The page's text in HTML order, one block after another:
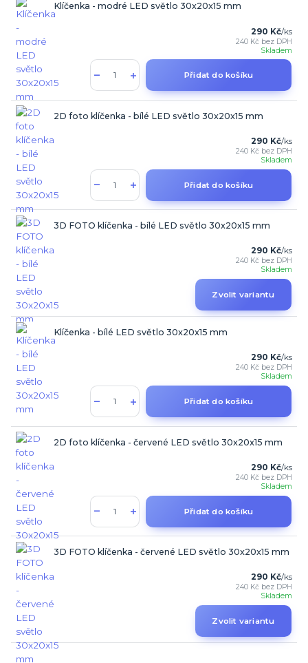
Klíčenka - modré LED světlo 30x20x15 mm
290 Kč/ks
240 Kč bez DPH
Skladem
Přidat do košíku
2D foto klíčenka - bílé LED světlo 30x20x15 mm
290 Kč/ks
240 Kč bez DPH
Skladem
Přidat do košíku
3D FOTO klíčenka - bílé LED světlo 30x20x15 mm
290 Kč/ks
240 Kč bez DPH
Skladem
Zvolit variantu
Klíčenka - bílé LED světlo 30x20x15 mm
290 Kč/ks
240 Kč bez DPH
Skladem
Přidat do košíku
2D foto klíčenka - červené LED světlo 30x20x15 mm
290 Kč/ks
240 Kč bez DPH
Skladem
Přidat do košíku
3D FOTO klíčenka - červené LED světlo 30x20x15 mm
290 Kč/ks
240 Kč bez DPH
Skladem
Zvolit variantu